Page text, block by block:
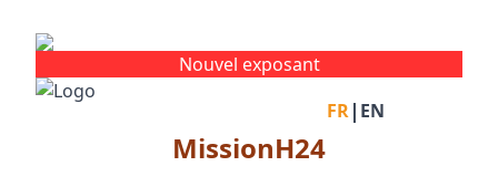
Facebook
Instagram
Linkedin
FR| EN
Nouvel exposant
MissionH24